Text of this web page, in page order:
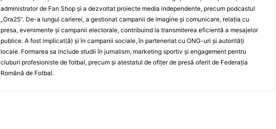
administrator de Fan Shop și a dezvoltat proiecte media independente, precum podcastul
„Ora25”. De-a lungul carierei, a gestionat campanii de imagine și comunicare, relația cu
presa, evenimente și campanii electorale, contribuind la transmiterea eficientă a mesajelor
publice. A fost implicat(ă) și în campanii sociale, în parteneriat cu ONG-uri și autorități
locale. Formarea sa include studii în jurnalism, marketing sportiv și engagement pentru
cluburi profesioniste de fotbal, precum și atestatul de ofițer de presă oferit de Federația
Română de Fotbal.